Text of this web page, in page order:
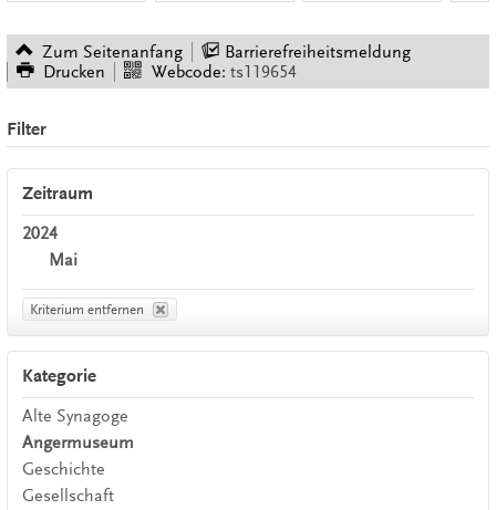
Zum Seitenanfang
Barrierefreiheitsmeldung
Drucken
Webcode: ts119654
Filter
Zeitraum
2024
Mai
Kriterium entfernen
Kategorie
Alte Synagoge
Angermuseum
Geschichte
Gesellschaft